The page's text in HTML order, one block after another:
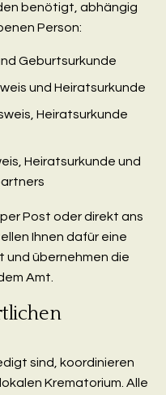
benötigt, abhängig
Person:
Geburtsurkunde
und Heiratsurkunde
Heiratsurkunde
Heiratsurkunde und
Post oder direkt ans
Ihnen dafür eine
und übernehmen die
Amt.
sind, koordinieren
Krematorium. Alle